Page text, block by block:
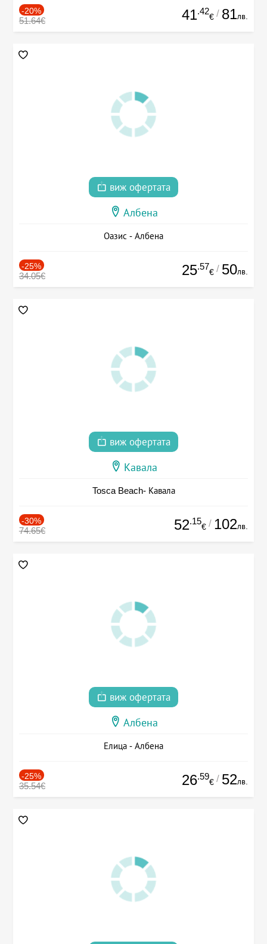
-20%
51.64€ 41.42
€ / 81лв.
виж офертата
Албена
Оазис - Албена
-25%
34.05€ 25.57
€ / 50лв.
виж офертата
Кавала
Tosca Beach- Кавала
-30%
74.65€ 52.15
€ / 102лв.
виж офертата
Албена
Елица - Албена
-25%
35.54€ 26.59
€ / 52лв.